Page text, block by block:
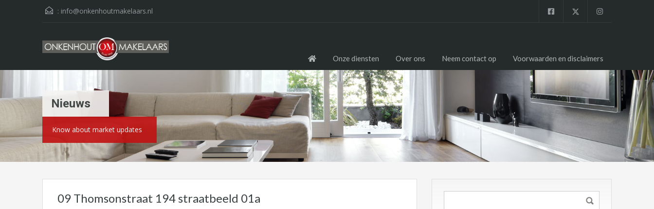
: info@onkenhoutmakelaars.nl
Onze diensten Over ons Neem contact op Voorwaarden en disclaimers
Nieuws
Know about market updates
09 Thomsonstraat 194 straatbeeld 01a